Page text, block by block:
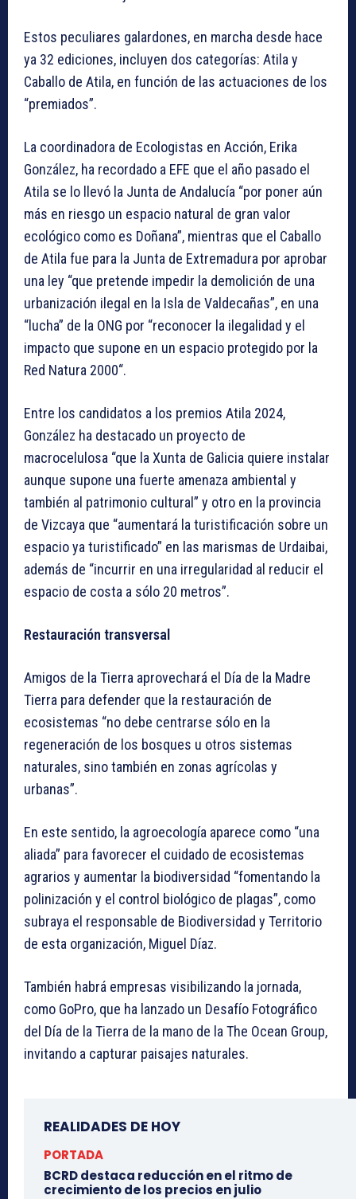
Estos peculiares galardones, en marcha desde hace
ya 32 ediciones, incluyen dos categorías: Atila y
Caballo de Atila, en función de las actuaciones de los
“premiados”.
La coordinadora de Ecologistas en Acción, Erika
González, ha recordado a EFE que el año pasado el
Atila se lo llevó la Junta de Andalucía “por poner aún
más en riesgo un espacio natural de gran valor
ecológico como es Doñana”, mientras que el Caballo
de Atila fue para la Junta de Extremadura por aprobar
una ley “que pretende impedir la demolición de una
urbanización ilegal en la Isla de Valdecañas”, en una
“lucha” de la ONG por “reconocer la ilegalidad y el
impacto que supone en un espacio protegido por la
Red Natura 2000“.
Entre los candidatos a los premios Atila 2024,
González ha destacado un proyecto de
macrocelulosa “que la Xunta de Galicia quiere instalar
aunque supone una fuerte amenaza ambiental y
también al patrimonio cultural” y otro en la provincia
de Vizcaya que “aumentará la turistificación sobre un
espacio ya turistificado” en las marismas de Urdaibai,
además de “incurrir en una irregularidad al reducir el
espacio de costa a sólo 20 metros”.
Restauración transversal
Amigos de la Tierra aprovechará el Día de la Madre
Tierra para defender que la restauración de
ecosistemas “no debe centrarse sólo en la
regeneración de los bosques u otros sistemas
naturales, sino también en zonas agrícolas y
urbanas”.
En este sentido, la agroecología aparece como “una
aliada” para favorecer el cuidado de ecosistemas
agrarios y aumentar la biodiversidad “fomentando la
polinización y el control biológico de plagas”, como
subraya el responsable de Biodiversidad y Territorio
de esta organización, Miguel Díaz.
También habrá empresas visibilizando la jornada,
como GoPro, que ha lanzado un Desafío Fotográfico
del Día de la Tierra de la mano de la The Ocean Group,
invitando a capturar paisajes naturales.
REALIDADES DE HOY
PORTADA
BCRD destaca reducción en el ritmo de
crecimiento de los precios en julio